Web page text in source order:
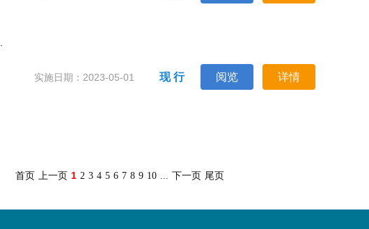
现 行 阅览 详情
实施日期：2023-05-01
首页 上一页 1 2 3 4 5 6 7 8 9 10 ... 下一页 尾页